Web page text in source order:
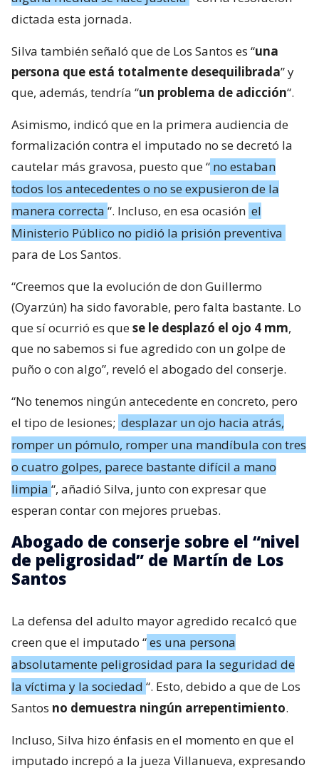
dictada esta jornada.
Silva también señaló que de Los Santos es “una
persona que está totalmente desequilibrada” y
que, además, tendría “un problema de adicción“.
Asimismo, indicó que en la primera audiencia de
formalización contra el imputado no se decretó la
cautelar más gravosa, puesto que “ no estaban
todos los antecedentes o no se expusieron de la
manera correcta “. Incluso, en esa ocasión el
Ministerio Público no pidió la prisión preventiva
para de Los Santos.
“Creemos que la evolución de don Guillermo
(Oyarzún) ha sido favorable, pero falta bastante. Lo
que sí ocurrió es quese le desplazó el ojo 4 mm,
que no sabemos si fue agredido con un golpe de
puño o con algo”, reveló el abogado del conserje.
“No tenemos ningún antecedente en concreto, pero
el tipo de lesiones; desplazar un ojo hacia atrás,
romper un pómulo, romper una mandíbula con tres
o cuatro golpes, parece bastante difícil a mano
limpia “, añadió Silva, junto con expresar que
esperan contar con mejores pruebas.
Abogado de conserje sobre el “nivel
de peligrosidad” de Martín de Los
Santos
La defensa del adulto mayor agredido recalcó que
creen que el imputado “es una persona
absolutamente peligrosidad para la seguridad de
la víctima y la sociedad “. Esto, debido a que de Los
Santos no demuestra ningún arrepentimiento.
Incluso, Silva hizo énfasis en el momento en que el
imputado increpó a la jueza Villanueva, expresando